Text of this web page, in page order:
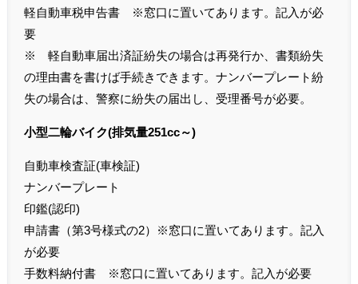
軽自動車税申告書 ※窓口に置いてあります。記入が必
要
※ 軽自動車届出済証紛失の場合は再発行か、書類紛失
の理由書を書けば手続きできます。ナンバープレート紛
失の場合は、警察に紛失の届出し、受理番号が必要。
小型二輪バイク(排気量251cc～)
自動車検査証(車検証)
ナンバープレート
印鑑(認印)
申請書（第3号様式の2）※窓口に置いてあります。記入
が必要
手数料納付書 ※窓口に置いてあります。記入が必要